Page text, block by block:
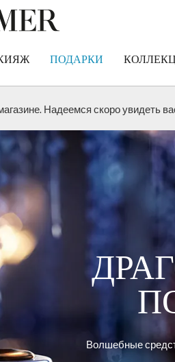
ПОДАРКИ
Надеемся скоро увидеть
Волшебные